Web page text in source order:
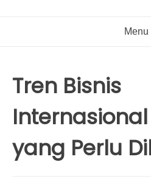
Menu
Tren Bisnis
yang Perlu